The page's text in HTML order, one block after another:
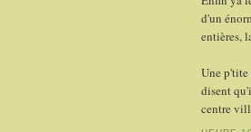
d'un
entières,
Une p'tite
disent
centre